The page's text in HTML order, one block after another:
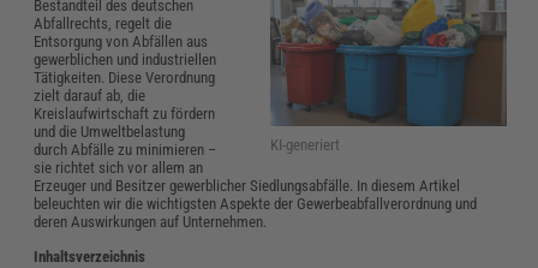
KI-generiert
Bestandteil des deutschen
Abfallrechts, regelt die
Entsorgung von Abfällen aus
gewerblichen und industriellen
Tätigkeiten. Diese Verordnung
zielt darauf ab, die
Kreislaufwirtschaft zu fördern
und die Umweltbelastung
durch Abfälle zu minimieren –
sie richtet sich vor allem an
Erzeuger und Besitzer gewerblicher Siedlungsabfälle. In diesem Artikel
beleuchten wir die wichtigsten Aspekte der Gewerbeabfallverordnung und
deren Auswirkungen auf Unternehmen.
Inhaltsverzeichnis